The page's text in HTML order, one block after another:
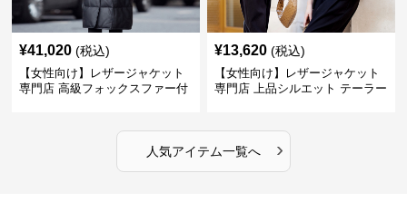
¥41,020 (税込)
【女性向け】レザージャケット
専門店 高級フォックスファー付
¥13,620 (税込)
【女性向け】レザージャケット
専門店 上品シルエット テーラー
人気アイテム一覧へ ›